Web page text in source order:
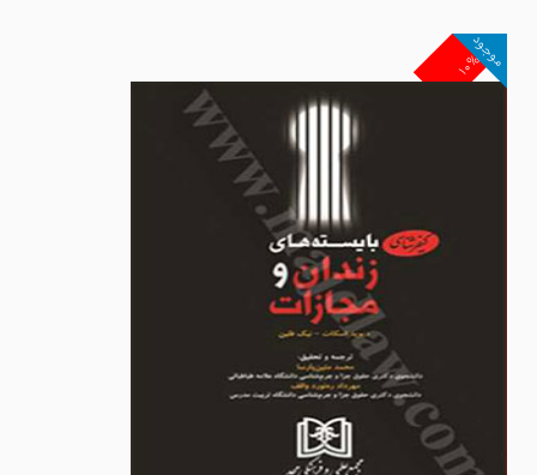
۱۰%
موجود